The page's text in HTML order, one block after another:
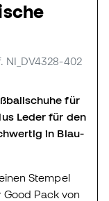
NI_DV4328-402
für
Leder für den
in Blau-
Stempel
Pack von